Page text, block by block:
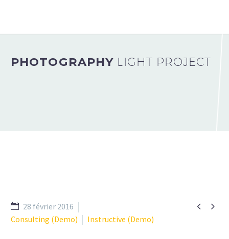
PHOTOGRAPHY LIGHT PROJECT
 
28 février 2016
Consulting (Demo)
Instructive (Demo)